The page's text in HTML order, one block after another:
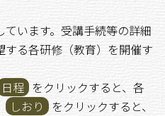
います。受講手続等の詳細
る各研修（教育）を開催す
日程 をクリックすると、各
しおり をクリックすると、